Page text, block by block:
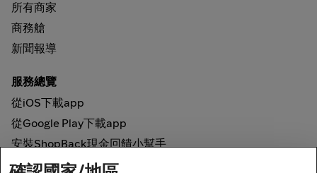
所有商家
商務艙
新聞報導
服務總覽
從iOS下載app
從Google Play下載app
安裝ShopBack現金回饋小幫手